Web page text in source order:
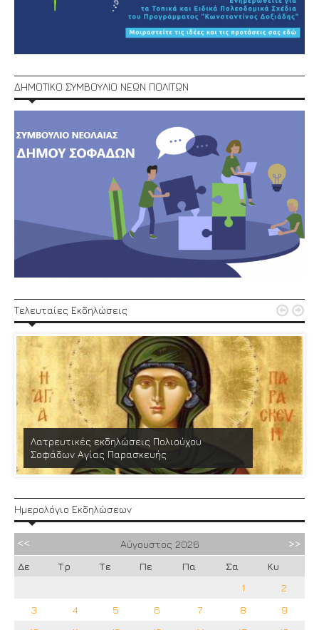
ΔΗΜΟΤΙΚΟ ΣΥΜΒΟΥΛΙΟ ΝΕΩΝ ΠΟΛΙΤΩΝ
Τελευταίες Εκδηλώσεις
Λατρευτικές εκδηλώσεις Πολιούχου
Σοφάδων Αγίας Παρασκευής
 
Ημερολόγιο Εκδηλώσεων
Αύγουστος 2026
Δε
Τρ Τε Πε Πα Σα
Κυ
1
2
3
4 5 6 7 8
9